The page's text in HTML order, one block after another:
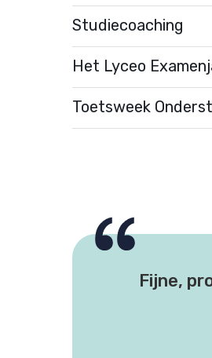
Studiecoaching
Het Lyceo
Toetsweek
Fijne,